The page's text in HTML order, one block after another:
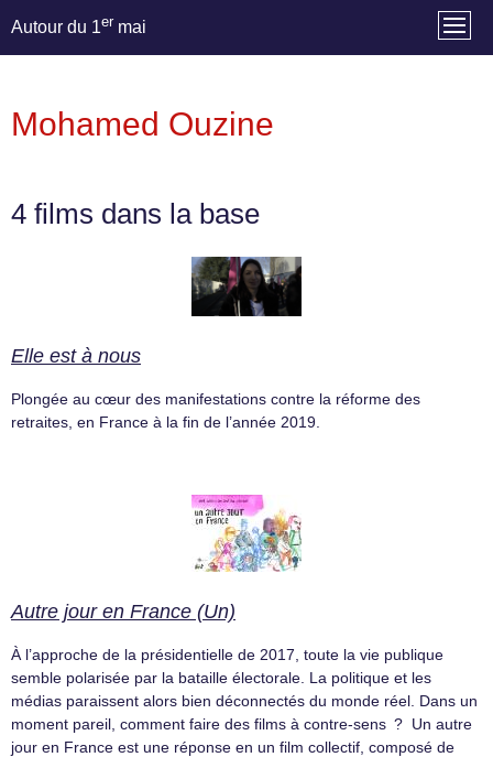
Autour du 1er mai
Mohamed Ouzine
4 films dans la base
Elle est à nous
Plongée au cœur des manifestations contre la réforme des
retraites, en France à la fin de l’année 2019.
Autre jour en France (Un)
À l’approche de la présidentielle de 2017, toute la vie publique
semble polarisée par la bataille électorale. La politique et les
médias paraissent alors bien déconnectés du monde réel. Dans un
moment pareil, comment faire des films à contre-sens ? ​ Un autre
jour en France est une réponse en un film collectif, composé de